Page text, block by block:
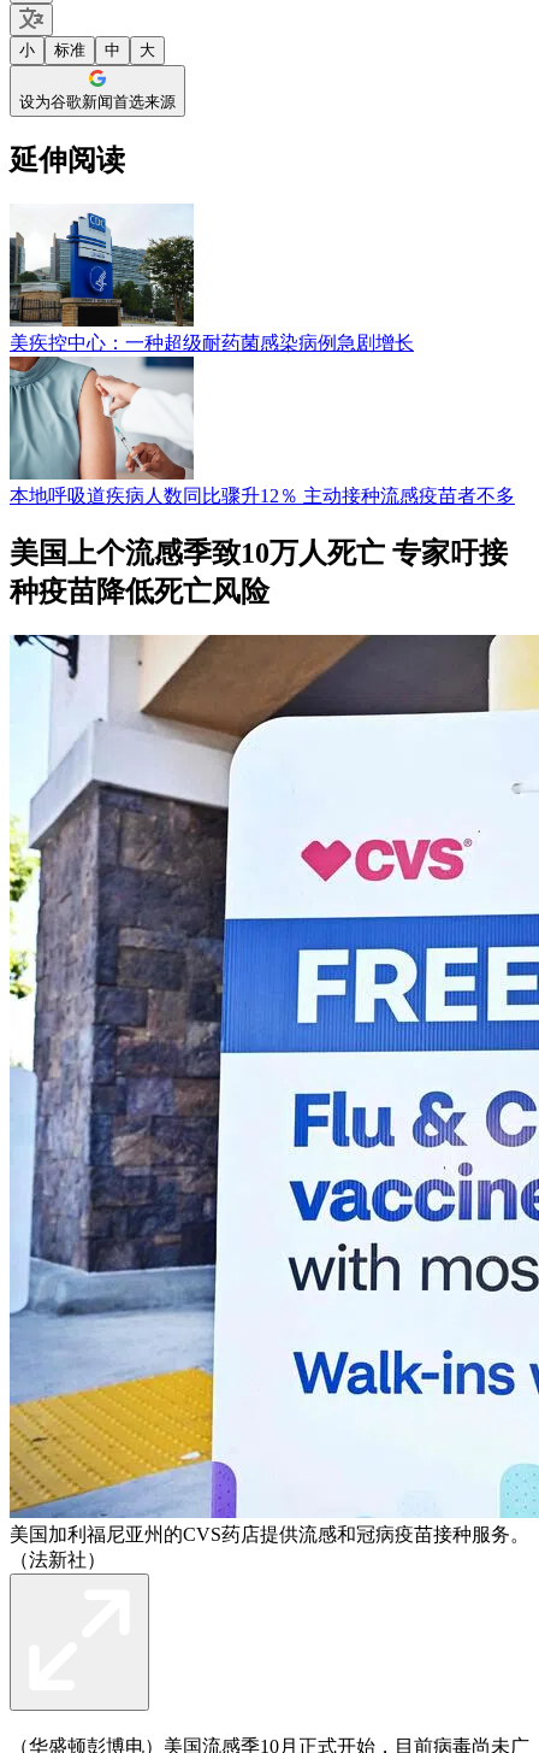
小 标准 中 大
设为谷歌新闻首选来源
延伸阅读
美疾控中心：一种超级耐药菌感染病例急剧增长
本地呼吸道疾病人数同比骤升12％ 主动接种流感疫苗者不多
美国上个流感季致10万人死亡 专家吁接
种疫苗降低死亡风险
美国加利福尼亚州的CVS药店提供流感和冠病疫苗接种服务。
（法新社）
（华盛顿彭博电）美国流感季10月正式开始，目前病毒尚未广